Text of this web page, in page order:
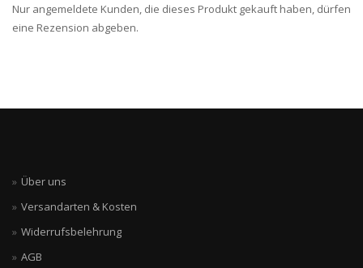
Nur angemeldete Kunden, die dieses Produkt gekauft haben, dürfen
eine Rezension abgeben.
Über uns
Versandarten & Kosten
Widerrufsbelehrung
AGB